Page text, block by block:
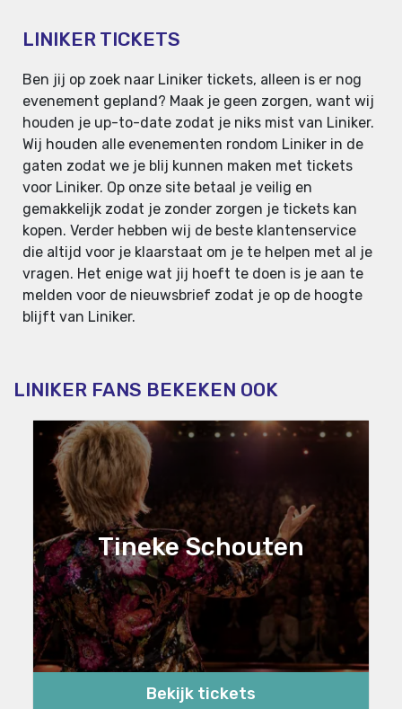
LINIKER TICKETS
Ben jij op zoek naar Liniker tickets, alleen is er nog
evenement gepland? Maak je geen zorgen, want wij
houden je up-to-date zodat je niks mist van Liniker.
Wij houden alle evenementen rondom Liniker in de
gaten zodat we je blij kunnen maken met tickets
voor Liniker. Op onze site betaal je veilig en
gemakkelijk zodat je zonder zorgen je tickets kan
kopen. Verder hebben wij de beste klantenservice
die altijd voor je klaarstaat om je te helpen met al je
vragen. Het enige wat jij hoeft te doen is je aan te
melden voor de nieuwsbrief zodat je op de hoogte
blijft van Liniker.
LINIKER FANS BEKEKEN OOK
Tineke Schouten
Bekijk tickets